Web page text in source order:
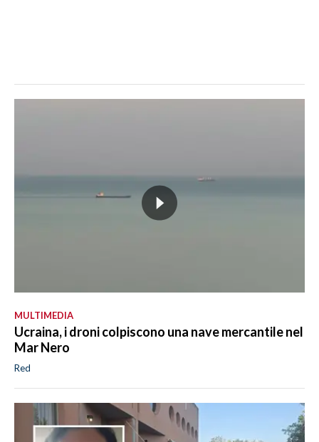
MULTIMEDIA
Ucraina, i droni colpiscono una nave mercantile nel
Mar Nero
Red